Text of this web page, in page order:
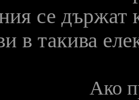
се държат
в такива
Ако